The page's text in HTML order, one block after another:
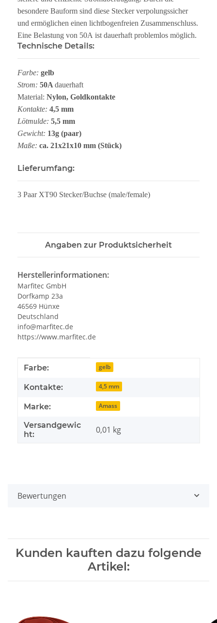
besondere Bauform sind diese Stecker verpolungssicher
und ermöglichen einen lichtbogenfreien Zusammenschluss.
Eine Belastung von 50A ist dauerhaft problemlos möglich.
Technische Details:
Farbe: gelb
Strom: 50A dauerhaft
Material: Nylon, Goldkontakte
Kontakte: 4,5 mm
Lötmulde: 5,5 mm
Gewicht: 13g (paar)
Maße: ca. 21x21x10 mm (Stück)
Lieferumfang:
3 Paar XT90 Stecker/Buchse (male/female)
Angaben zur Produktsicherheit
Herstellerinformationen:
Marfitec GmbH
Dorfkamp 23a
46569 Hünxe
Deutschland
info@marfitec.de
https://www.marfitec.de
Produkteigenschaft
Wert
Farbe: gelb
Kontakte: 4,5 mm
Marke: Amass
Versandgewic
ht:
0,01 kg
Bewertungen
Kunden kauften dazu folgende
Artikel: